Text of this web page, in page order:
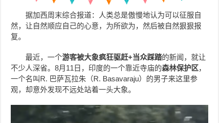
据加西周末综合报道：人类总是傲慢地认为可以征服自
然，让自然顺应自己的心意，为所欲为，然后被自然狠狠报
复。
最近，一个游客被大象疯狂驱赶+当众踩踏的新闻，就让
不少人深省。8月11日，印度的一个靠近寺庙的森林保护区，
一个名叫R. 巴萨瓦拉朱（R. Basavaraju）的男子来这里参
观，却意外发现不远处站着一头大象。